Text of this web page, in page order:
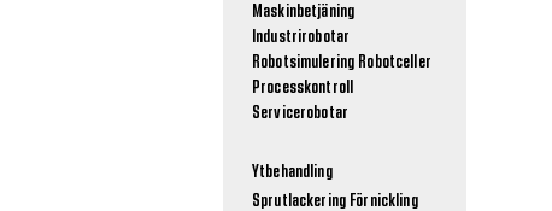
Maskinbetjäning
Industrirobotar
Robotsimulering Robotceller
Processkontroll
Servicerobotar
Ytbehandling
Sprutlackering Förnickling